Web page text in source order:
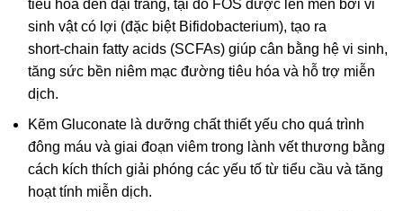
tiêu hóa đến đại tràng, tại đó FOS được lên men bởi vi
sinh vật có lợi (đặc biệt Bifidobacterium), tạo ra
short‑chain fatty acids (SCFAs) giúp cân bằng hệ vi sinh,
tăng sức bền niêm mạc đường tiêu hóa và hỗ trợ miễn
dịch.
Kẽm Gluconate là dưỡng chất thiết yếu cho quá trình
đông máu và giai đoạn viêm trong lành vết thương bằng
cách kích thích giải phóng các yếu tố từ tiểu cầu và tăng
hoạt tính miễn dịch.